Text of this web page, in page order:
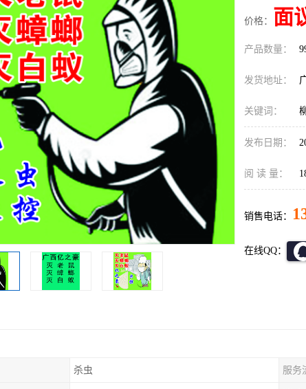
价格： 面
产品数量：
发货地址：
关键词：
发布日期：
阅 读 量：
销售电话：
在线QQ：
杀虫 服务